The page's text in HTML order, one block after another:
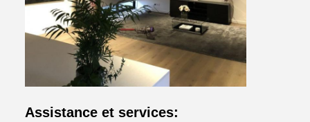
Assistance et services: